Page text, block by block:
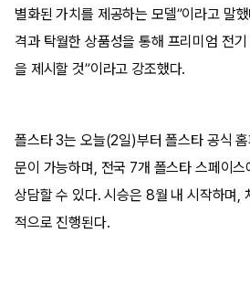
별화된 가치를 제공하는 모델”이라고 말
격과 탁월한 상품성을 통해 프리미엄 전
을 제시할 것”이라고 강조했다.
폴스타 3는 오늘(2일)부터 폴스타 공식
문이 가능하며, 전국 7개 폴스타 스페이
상담할 수 있다. 시승은 8월 내 시작하며,
적으로 진행된다.